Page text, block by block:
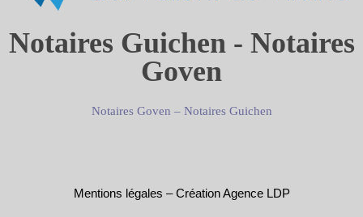
Notaires Guichen - Notaires
Goven
Notaires Goven – Notaires Guichen
Mentions légales –Création Agence LDP